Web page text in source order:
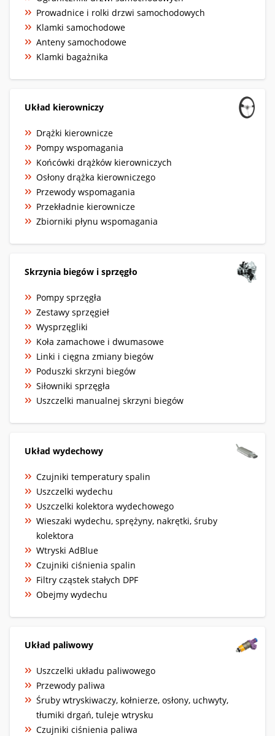
Prowadnice i rolki drzwi samochodowych
Klamki samochodowe
Anteny samochodowe
Klamki bagażnika
Układ kierowniczy
Drążki kierownicze
Pompy wspomagania
Końcówki drążków kierowniczych
Osłony drążka kierowniczego
Przewody wspomagania
Przekładnie kierownicze
Zbiorniki płynu wspomagania
Skrzynia biegów i sprzęgło
Pompy sprzęgła
Zestawy sprzęgieł
Wysprzęgliki
Koła zamachowe i dwumasowe
Linki i cięgna zmiany biegów
Poduszki skrzyni biegów
Siłowniki sprzęgła
Uszczelki manualnej skrzyni biegów
Układ wydechowy
Czujniki temperatury spalin
Uszczelki wydechu
Uszczelki kolektora wydechowego
Wieszaki wydechu, sprężyny, nakrętki, śruby
kolektora
Wtryski AdBlue
Czujniki ciśnienia spalin
Filtry cząstek stałych DPF
Obejmy wydechu
Układ paliwowy
Uszczelki układu paliwowego
Przewody paliwa
Śruby wtryskiwaczy, kołnierze, osłony, uchwyty,
tłumiki drgań, tuleje wtrysku
Czujniki ciśnienia paliwa